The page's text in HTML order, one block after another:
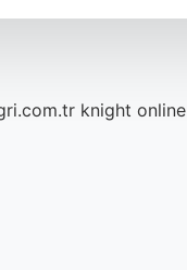
knight online